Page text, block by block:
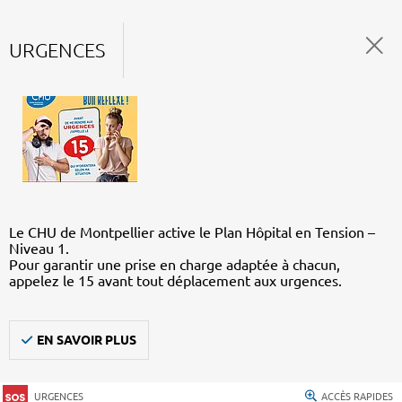
URGENCES
Le CHU de Montpellier active le Plan Hôpital en Tension –
Niveau 1.
Pour garantir une prise en charge adaptée à chacun,
appelez le 15 avant tout déplacement aux urgences.
EN SAVOIR PLUS
URGENCES ACCÈS RAPIDES